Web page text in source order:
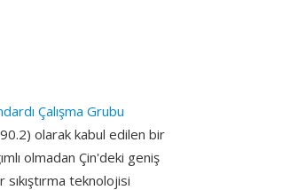
Çalışma Grubu
olarak kabul edilen bir
olmadan Çin'deki geniş
sıkıştırma teknolojisi